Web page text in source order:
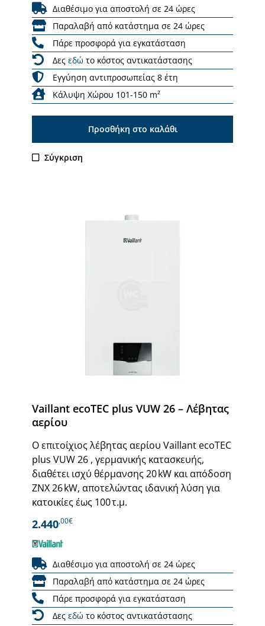
Διαθέσιμο για αποστολή σε 24 ώρες
Παραλαβή από κατάστημα σε 24 ώρες
Πάρε προσφορά για εγκατάσταση
Δες εδώ το κόστος αντικατάστασης
Εγγύηση αντιπροσωπείας 8 έτη
Κάλυψη Χώρου 101-150 m²
Προσθήκη στο καλάθι
Σύγκριση
Vaillant ecoTEC plus VUW 26 – Λέβητας
αερίου
Ο επιτοίχιος λέβητας αερίου Vaillant ecoTEC
plus VUW 26 , γερμανικής κατασκευής,
διαθέτει ισχύ θέρμανσης 20 kW και απόδοση
ΖΝΧ 26 kW, αποτελώντας ιδανική λύση για
κατοικίες έως 100 τ.μ.
2.440,00€
Διαθέσιμο για αποστολή σε 24 ώρες
Παραλαβή από κατάστημα σε 24 ώρες
Πάρε προσφορά για εγκατάσταση
Δες εδώ το κόστος αντικατάστασης